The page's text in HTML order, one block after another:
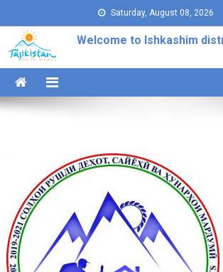
Saturday, August 08, 2026
Welcome to Ishkashim